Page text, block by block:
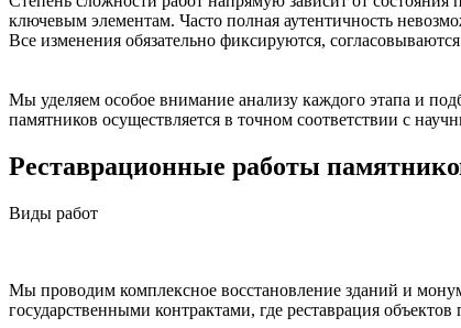
ключевым элементам. Часто полная аутентичность
Все изменения обязательно фиксируются,
Мы уделяем особое внимание анализу каждого этапа и
памятников осуществляется в точном соответствии с
Реставрационные работы
Виды работ
Мы проводим комплексное восстановление зданий и
государственными контрактами, где реставрация